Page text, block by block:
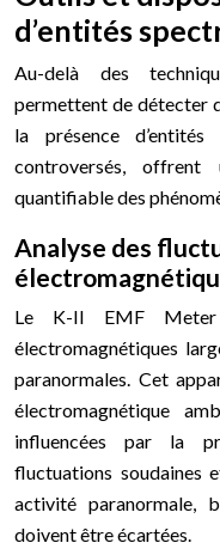
d’entités
Au-delà des
permettent de détecter
la présence
controversés,
quantifiable des
Analyse des
Le K-II EMF
électromagnétiques
paranormales. Cet
électromagnétique
influencées par la
fluctuations soudaines
activité paranormale,
doivent être écartées.